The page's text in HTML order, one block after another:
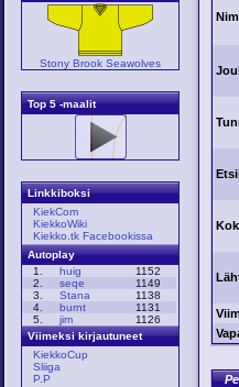
Stony Brook Seawolves
Top 5 -maalit
Linkkiboksi
KiekCom
KiekkoWiki
Kiekko.tk Facebookissa
Autoplay
1.
huig
1152
2.
seqe
1149
3.
Stana
1138
4.
burnt
1131
5.
jim
1126
Viimeksi kirjautuneet
KiekkoCup
Sliiga
P.P